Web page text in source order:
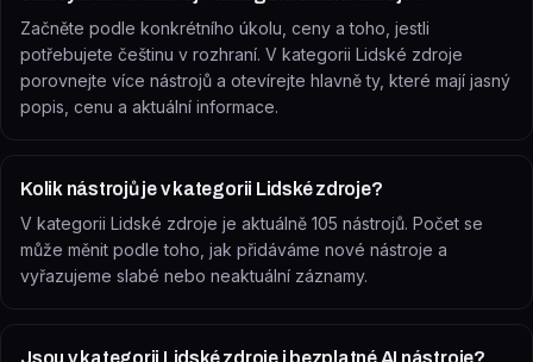
Začněte podle konkrétního úkolu, ceny a toho, jestli
potřebujete češtinu v rozhraní. V kategorii Lidské zdroje
porovnejte více nástrojů a otevírejte hlavně ty, které mají jasný
popis, cenu a aktuální informace.
Kolik nástrojů je v kategorii Lidské zdroje?
V kategorii Lidské zdroje je aktuálně 105 nástrojů. Počet se
může měnit podle toho, jak přidáváme nové nástroje a
vyřazujeme slabé nebo neaktuální záznamy.
Jsou v kategorii Lidské zdroje i bezplatné AI nástroje?